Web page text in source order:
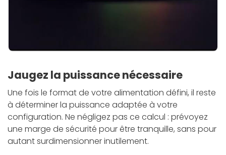
Jaugez la puissance nécessaire
Une fois le format de votre alimentation défini, il reste
à déterminer la puissance adaptée à votre
configuration. Ne négligez pas ce calcul : prévoyez
une marge de sécurité pour être tranquille, sans pour
autant surdimensionner inutilement.